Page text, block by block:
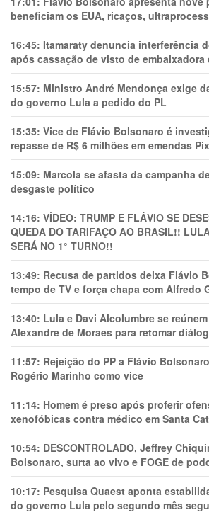
beneficiam os EUA, ricaços,
16:45: Itamaraty denuncia interferência
após cassação de visto de embaixadora
15:57: Ministro André Mendonça exige
do governo Lula a pedido do PL
15:35: Vice de Flávio Bolsonaro é
repasse de R$ 6 milhões em emendas Pix
15:09: Marcola se afasta da campanha
desgaste político
14:16: VÍDEO: TRUMP E FLÁVIO SE
QUEDA DO TARIFAÇO AO BRASIL!!
SERÁ NO 1° TURNO!!
13:49: Recusa de partidos deixa Flávio
tempo de TV e força chapa com Alfredo
13:40: Lula e Davi Alcolumbre se
Alexandre de Moraes para retomar
11:57: Rejeição do PP a Flávio
Rogério Marinho como vice
11:14: Homem é preso após proferir
xenofóbicas contra médico em Santa
10:54: DESCONTROLADO, Jeffrey
Bolsonaro, surta ao vivo e FOGE de
10:17: Pesquisa Quaest aponta
do governo Lula pelo segundo mês